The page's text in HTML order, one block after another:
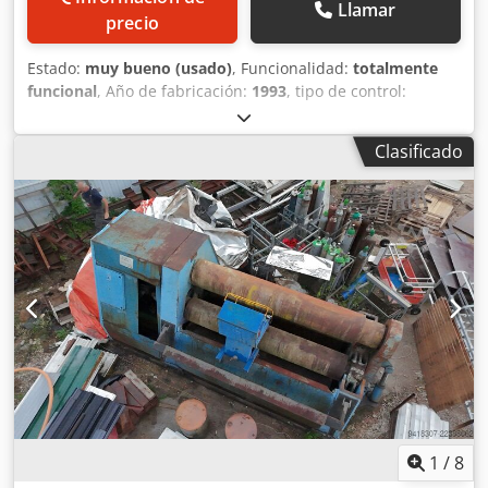
seguridad con paro de emergencia
precio
Llamar
Estado: muy bueno (usado), Funcionalidad: totalmente
funcional, Año de fabricación: 1993, tipo de control:
, grado de automatización:
accionamiento:hidráulico, número de rodillos:3, diámetro
, diámetro del rodillo
(superior):300 mm, diámetro del rodillo lateral:280 mm,
diámetro del rodillo:400 mm, longitud del rodillo:4.050
mm, anchura de trabajo:4.000 mm, altura de trabajo:
1.100 mm, espesor de chapa (máx.):8 mm, espesor chapa
acero (máx.):8 mm, espesor de chapa de acero inoxidable
(máx.):6 mm , peso total:11.000 kg, longitud total:6.000
mm, ancho total: 1.450 mm, altura total:1.510 mm,
potencia:11,03 kW (15,00 CV), tensión de entrada:380 V,
frecuencia de entrada:50 Hz, Equipamiento:
documentación / manual, parada de emergencia, rodillos
endurecidos, Cilindradora de 3 rodillos 4000x8 mm con
precurvado Modelo Famar CPI4/6 CAPACIDAD Ancho de
chapa: 4000 mm Espesor de chapa: 8 mm Precurvado: 6
mm --- Ancho útil de rodillos: 4050 mm Rodillo superior
Clasificado
1 /8